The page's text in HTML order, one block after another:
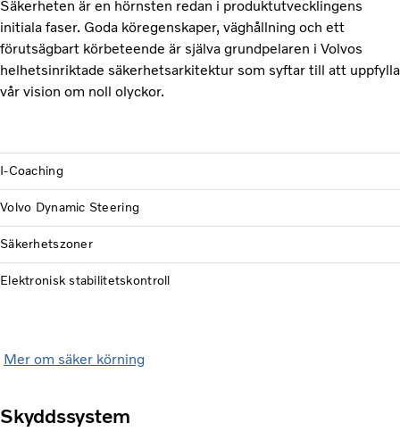
Säkerheten är en hörnsten redan i produktutvecklingens
initiala faser. Goda köregenskaper, väghållning och ett
förutsägbart körbeteende är själva grundpelaren i Volvos
helhetsinriktade säkerhetsarkitektur som syftar till att uppfylla
vår vision om noll olyckor.
I-Coaching
Volvo Dynamic Steering
Säkerhetszoner
Elektronisk stabilitetskontroll
Mer om säker körning
Skyddssystem